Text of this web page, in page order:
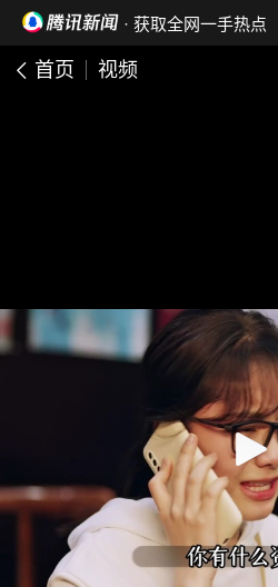
· 获取全网一手热点
首页 视频